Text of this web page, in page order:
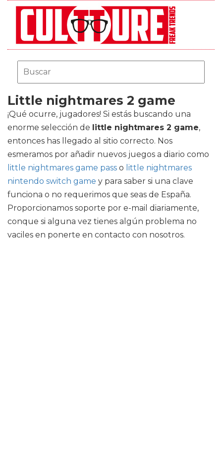
Little nightmares 2 game
¡Qué ocurre, jugadores! Si estás buscando una
enorme selección de little nightmares 2 game,
entonces has llegado al sitio correcto. Nos
esmeramos por añadir nuevos juegos a diario como
little nightmares game pass o little nightmares
nintendo switch game y para saber si una clave
funciona o no requerimos que seas de España.
Proporcionamos soporte por e-mail diariamente,
conque si alguna vez tienes algún problema no
vaciles en ponerte en contacto con nosotros.